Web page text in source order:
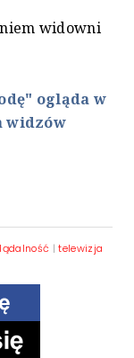
widowni
ogląda w
widzów
|telewizja